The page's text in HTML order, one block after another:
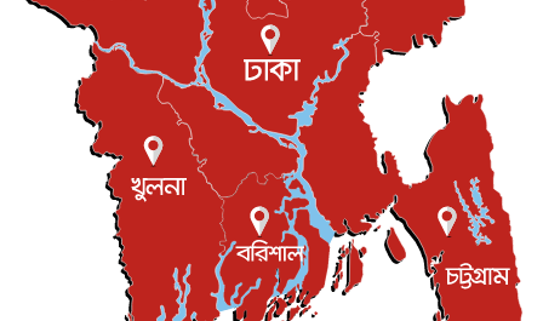
রিয়ালকে ‘না’ বলা রদ্রির জন্য বার্সার কাছে কত চাইল ম্যানসিটি
খেলাধুলা
শিল্পকলায় চলচ্চিত্র উৎসব, বিনা মূল্যে দেখা যাবে ৬ সিনেমা
বিনোদন ৮ আগস্ট, ২০২৬
ইস্ট লন্ডন মসজিদের জুমার খুতবা : “কুরআন হোক জীবন দেখার
লেন্স...
ইসলাম ও জীবন ৭ আগস্ট, ২০২৬
সিলেটের কন্যা মোহিনী রশিদ এনওয়াইপিডির উচ্চপদস্থ কর্মকর্তা
দেশজুড়ে ৬ আগস্ট, ২০২৬